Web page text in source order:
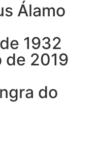
Álamo
1932
de 2019
do